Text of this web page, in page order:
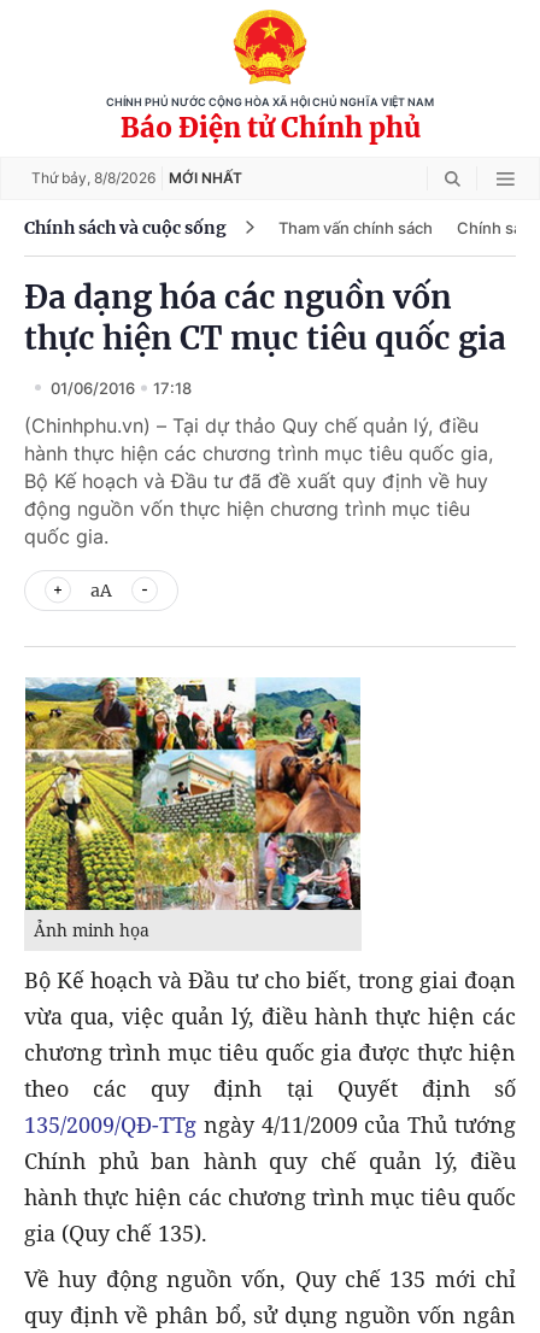
CHÍNH PHỦ NƯỚC CỘNG HÒA XÃ HỘI CHỦ NGHĨA VIỆT NAM
Báo Điện tử Chính phủ
Thứ bảy, 8/8/2026 MỚI NHẤT
Chính sách và cuộc sống Tham vấn chính sách Chính
Đa dạng hóa các nguồn vốn
thực hiện CT mục tiêu quốc gia
01/06/2016 17:18
(Chinhphu.vn) – Tại dự thảo Quy chế quản lý, điều
hành thực hiện các chương trình mục tiêu quốc gia,
Bộ Kế hoạch và Đầu tư đã đề xuất quy định về huy
động nguồn vốn thực hiện chương trình mục tiêu
quốc gia.
aA
Ảnh minh họa
Bộ Kế hoạch và Đầu tư cho biết, trong giai đoạn
vừa qua, việc quản lý, điều hành thực hiện các
chương trình mục tiêu quốc gia được thực hiện
theo các quy định tại Quyết định số
135/2009/QĐ-TTg ngày 4/11/2009 của Thủ tướng
Chính phủ ban hành quy chế quản lý, điều
hành thực hiện các chương trình mục tiêu quốc
gia (Quy chế 135).
Về huy động nguồn vốn, Quy chế 135 mới chỉ
quy định về phân bổ, sử dụng nguồn vốn ngân